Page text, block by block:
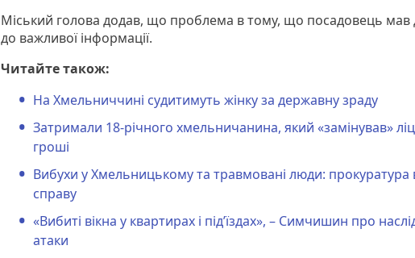
Міський голова додав, що проблема в тому, що посадовець мав
до важливої інформації.
Читайте також:
На Хмельниччині судитимуть жінку за державну зраду
Затримали 18-річного хмельничанина, який «замінував»
гроші
Вибухи у Хмельницькому та травмовані люди: прокуратура
справу
«Вибиті вікна у квартирах і під’їздах», – Симчишин про
атаки